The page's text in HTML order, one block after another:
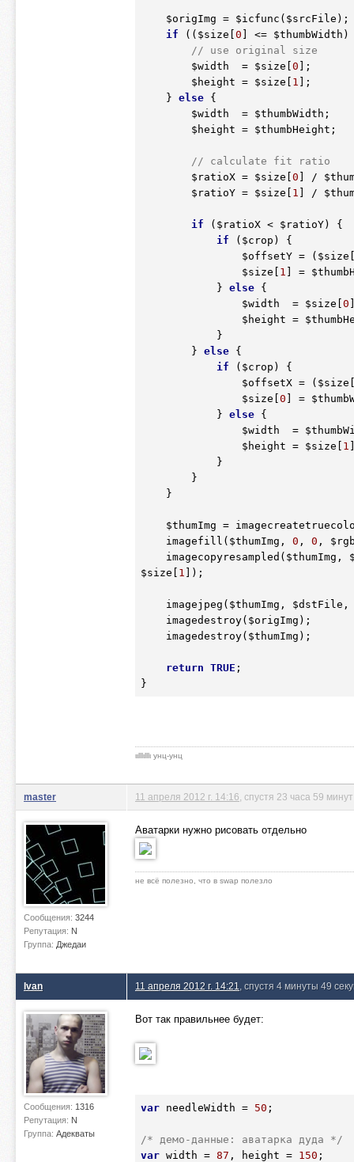
$origImg = $icfunc ( $srcFile );
if (( $size [0 ] <= $thumbWidth )
// use original size
$width
  =
$size [0 ];
$height = $size [ 1 ];
    }
else {
$width
  =
$thumbWidth ;
$height = $thumbHeight ;
// calculate fit ratio
$ratioX = $size [0 ] /
$ratioY = $size [ 1 ] /
if ( $ratioX < $ratioY) {
if ( $crop ) {
$offsetY = ( $size
$size [ 1 ] =
            }
else {
$width
  =
$size [0
$height =
        }
else {
if ( $crop ) {
$offsetX = ( $size
$size [0 ] =
            }
else {
$width
  =
$height = $size [ 1
$thumImg =
    imagefill(
$thumImg , 0 , 0 ,
    imagecopyresampled(
$thumImg ,
$size [ 1 ]);
    imagejpeg(
$thumImg , $dstFile
    imagedestroy(
$origImg );
    imagedestroy(
$thumImg );
return TRUE ;
ιιlllιlllι унц-унц
master
Сообщения: 3244
Репутация: N
Группа: Джедаи
11 апреля 2012 г. 14:16 , спустя 23 часа 59
Аватарки нужно рисовать отдельно
не всё полезно, что в swap полезло
Ivan
Сообщения: 1316
Репутация: N
Группа: Адекваты
11 апреля 2012 г. 14:21 , спустя 4 минуты 49
Вот так правильнее будет:
var needleWidth = 50 ;
/* демо-данные: аватарка дуда */
var width = 87 , height = 150 ;